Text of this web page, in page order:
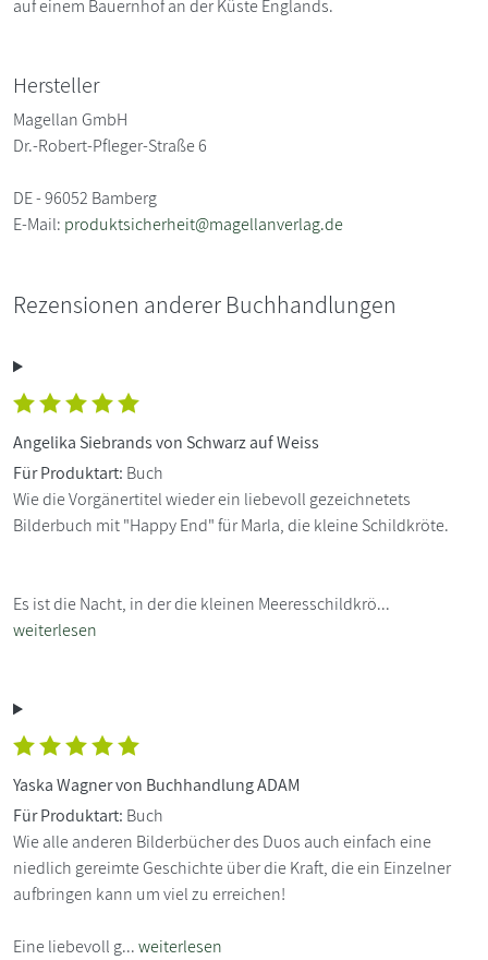
auf einem Bauernhof an der Küste Englands.
Hersteller
Magellan GmbH
Dr.-Robert-Pfleger-Straße 6
DE - 96052 Bamberg
E-Mail: produktsicherheit@magellanverlag.de
Rezensionen anderer Buchhandlungen
Angelika Siebrands von Schwarz auf Weiss
Für Produktart: Buch
Wie die Vorgänertitel wieder ein liebevoll gezeichnetets
Bilderbuch mit "Happy End" für Marla, die kleine Schildkröte.
Es ist die Nacht, in der die kleinen Meeresschildkrö...
weiterlesen
Yaska Wagner von Buchhandlung ADAM
Für Produktart: Buch
Wie alle anderen Bilderbücher des Duos auch einfach eine
niedlich gereimte Geschichte über die Kraft, die ein Einzelner
aufbringen kann um viel zu erreichen!
Eine liebevoll g...weiterlesen